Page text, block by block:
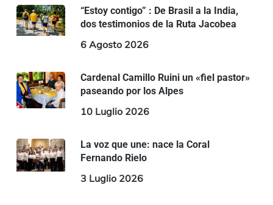
“Estoy contigo” : De Brasil a la India,
dos testimonios de la Ruta Jacobea
6 Agosto 2026
Cardenal Camillo Ruini un «fiel pastor»
paseando por los Alpes
10 Luglio 2026
La voz que une: nace la Coral
Fernando Rielo
3 Luglio 2026